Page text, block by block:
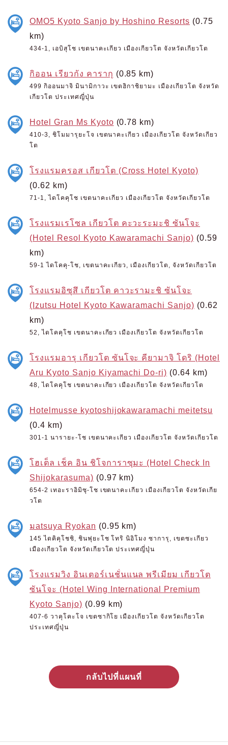
OMO5 Kyoto Sanjo by Hoshino Resorts (0.75
km)
434-1, เอบิสุโช เขตนาคะเกียว เมืองเกียวโต จังหวัดเกียวโต
กิออน เรียวกัง คารากุ (0.85 km)
499 กิออนมาจิ มินามิกาวะ เขตฮิกาชิยามะ เมืองเกียวโต จังหวัด
เกียวโต ประเทศญี่ปุ่น
Hotel Gran Ms Kyoto (0.78 km)
410-3, ชิโมมารุยะโจ เขตนาคะเกียว เมืองเกียวโต จังหวัดเกียว
โต
โรงแรมครอส เกียวโต (Cross Hotel Kyoto)
(0.62 km)
71-1, ไดโคคุโช เขตนาคะเกียว เมืองเกียวโต จังหวัดเกียวโต
โรงแรมเรโซล เกียวโต คะวะระมะชิ ซันโจะ
(Hotel Resol Kyoto Kawaramachi Sanjo) (0.59
km)
59-1 ไดโคคุ-โช, เขตนาคะเกียว, เมืองเกียวโต, จังหวัดเกียวโต
โรงแรมอิซุสึ เกียวโต คาวะรามะชิ ซันโจะ
(Izutsu Hotel Kyoto Kawaramachi Sanjo) (0.62
km)
52, ไดโคคุโช เขตนาคะเกียว เมืองเกียวโต จังหวัดเกียวโต
โรงแรมอารุ เกียวโต ซันโจะ คียามาจิ โดริ (Hotel
Aru Kyoto Sanjo Kiyamachi Do-ri) (0.64 km)
48, ไดโคคุโช เขตนาคะเกียว เมืองเกียวโต จังหวัดเกียวโต
Hotelmusse kyotoshijokawaramachi meitetsu
(0.4 km)
301-1 นารายะ-โช เขตนาคะเกียว เมืองเกียวโต จังหวัดเกียวโต
โฮเต็ล เช็ค อิน ชิโจการาซุมะ (Hotel Check In
Shijokarasuma) (0.97 km)
654-2 เทอะราอิมิซุ-โช เขตนาคะเกียว เมืองเกียวโต จังหวัดเกีย
วโต
มatsuya Ryokan (0.95 km)
145 ไดคิคุโชชิ, ชินฟุยะโช โทริ นิอิโมง ซาการุ, เขตซะเกียว
เมืองเกียวโต จังหวัดเกียวโต ประเทศญี่ปุ่น
โรงแรมวิง อินเตอร์เนชั่นแนล พรีเมียม เกียวโต
ซันโจะ (Hotel Wing International Premium
Kyoto Sanjo) (0.99 km)
407-6 วาคุโคะโจ เขตซากิโย เมืองเกียวโต จังหวัดเกียวโต
ประเทศญี่ปุ่น
กลับไปที่แผนที่